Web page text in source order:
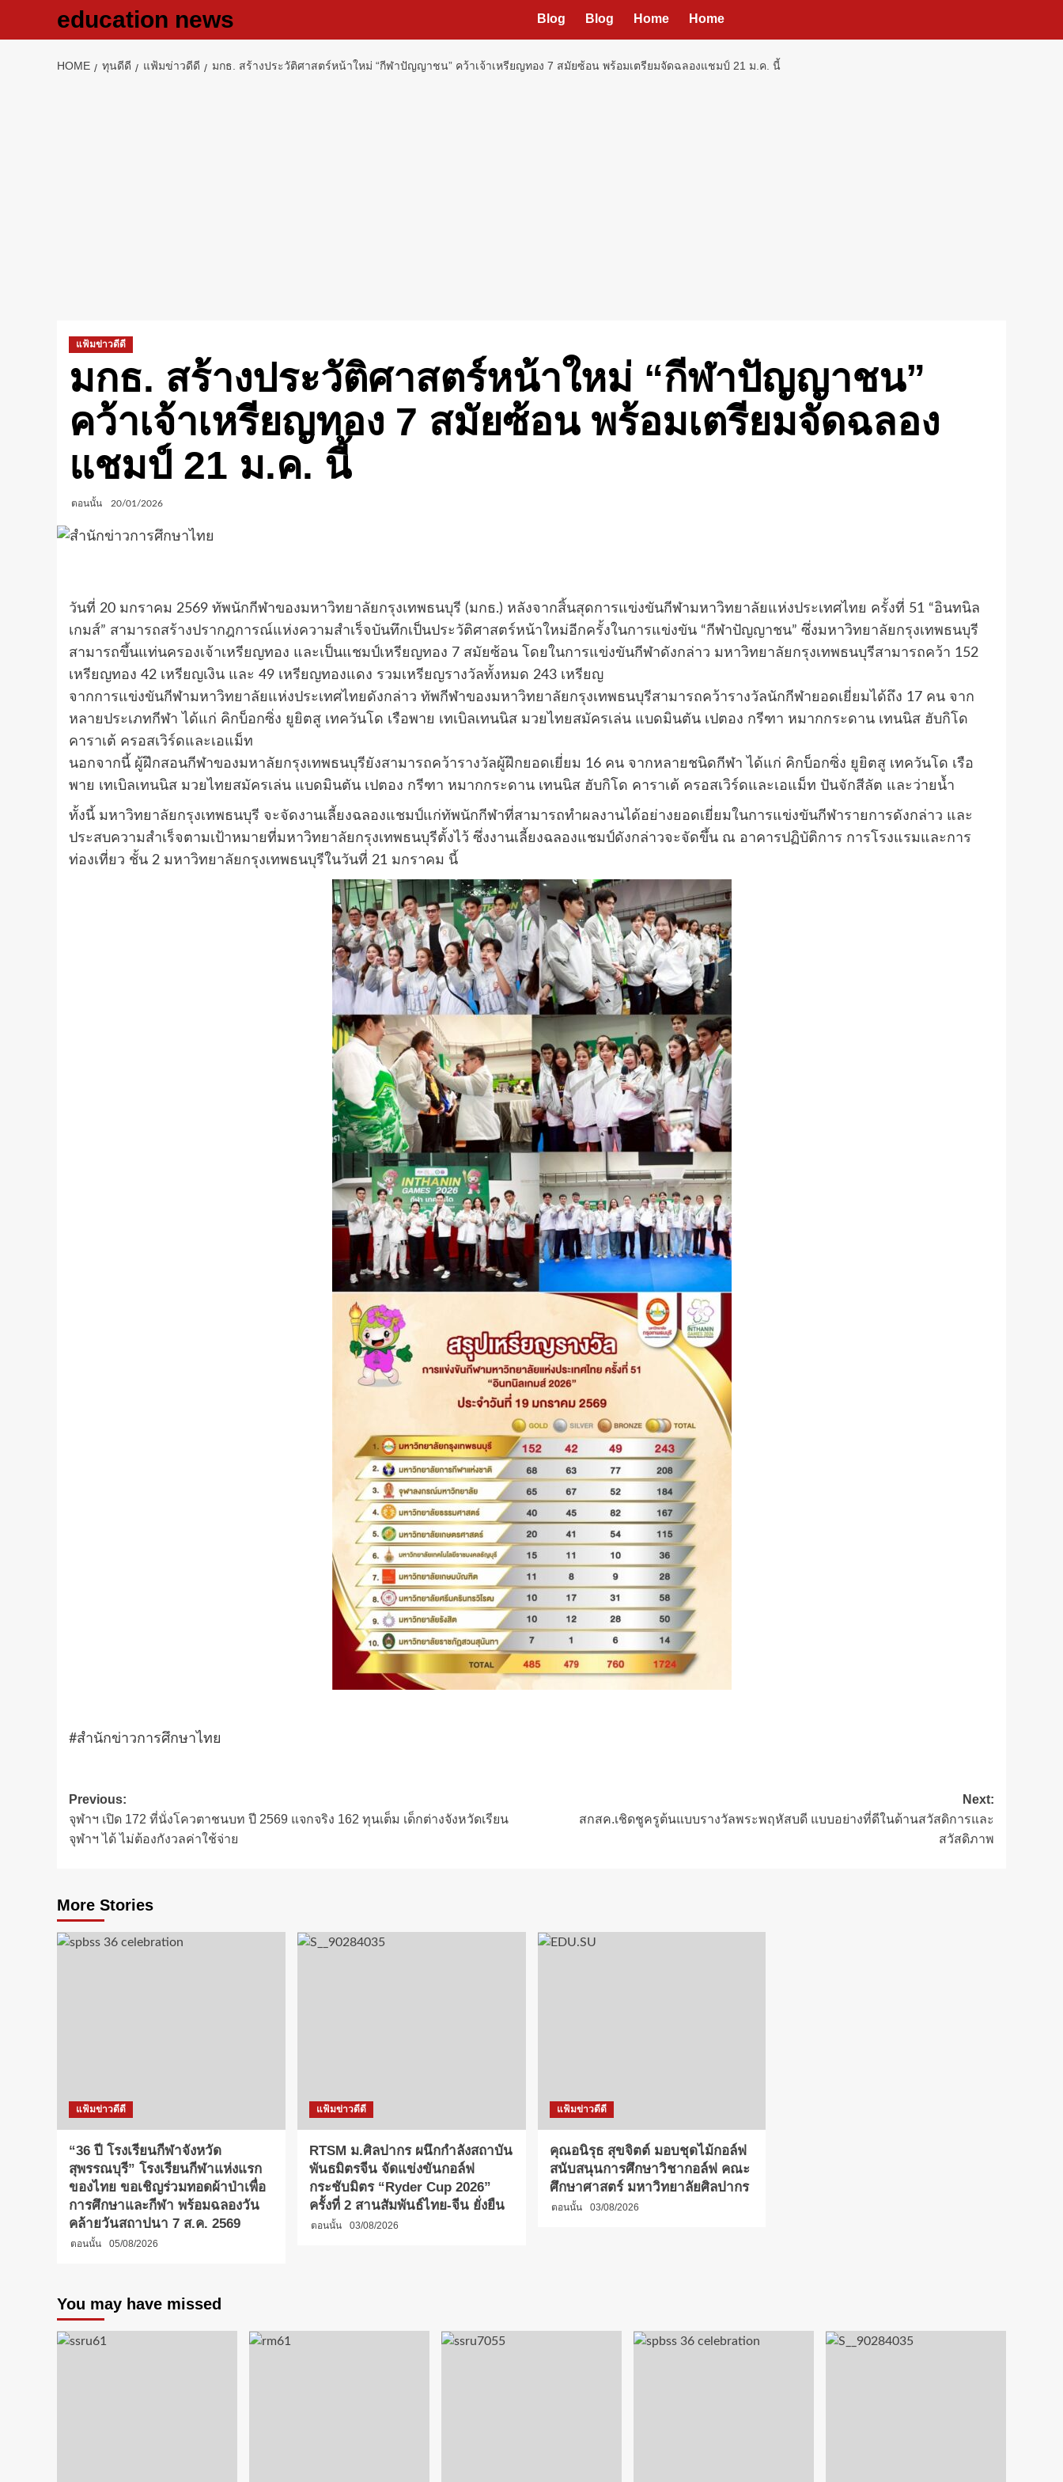
education news Blog Blog Home Home
HOME ทุนดีดี แฟ้มข่าวดีดี มกธ. สร้างประวัติศาสตร์หน้าใหม่ “กีฬาปัญญาชน” คว้าเจ้าเหรียญทอง 7 สมัยซ้อน พร้อมเตรียมจัดฉลองแชมป์ 21 ม.ค. นี้
แฟ้มข่าวดีดี
มกธ. สร้างประวัติศาสตร์หน้าใหม่ “กีฬาปัญญาชน”
คว้าเจ้าเหรียญทอง 7 สมัยซ้อน พร้อมเตรียมจัดฉลอง
แชมป์ 21 ม.ค. นี้
ตอนนั้น 20/01/2026
วันที่ 20 มกราคม 2569 ทัพนักกีฬาของมหาวิทยาลัยกรุงเทพธนบุรี (มกธ.) หลังจากสิ้นสุดการแข่งขันกีฬามหาวิทยาลัยแห่งประเทศไทย ครั้งที่ 51 “อินทนิล
เกมส์” สามารถสร้างปรากฎการณ์แห่งความสำเร็จบันทึกเป็นประวัติศาสตร์หน้าใหม่อีกครั้งในการแข่งขัน “กีฬาปัญญาชน” ซึ่งมหาวิทยาลัยกรุงเทพธนบุรี
สามารถขึ้นแท่นครองเจ้าเหรียญทอง และเป็นแชมป์เหรียญทอง 7 สมัยซ้อน โดยในการแข่งขันกีฬาดังกล่าว มหาวิทยาลัยกรุงเทพธนบุรีสามารถคว้า 152
เหรียญทอง 42 เหรียญเงิน และ 49 เหรียญทองแดง รวมเหรียญรางวัลทั้งหมด 243 เหรียญ
จากการแข่งขันกีฬามหาวิทยาลัยแห่งประเทศไทยดังกล่าว ทัพกีฬาของมหาวิทยาลัยกรุงเทพธนบุรีสามารถคว้ารางวัลนักกีฬายอดเยี่ยมได้ถึง 17 คน จาก
หลายประเภทกีฬา ได้แก่ คิกบ็อกซิ่ง ยูยิตสู เทควันโด เรือพาย เทเบิลเทนนิส มวยไทยสมัครเล่น แบดมินตัน เปตอง กรีฑา หมากกระดาน เทนนิส ฮับกิโด
คาราเต้ ครอสเวิร์ดและเอแม็ท
นอกจากนี้ ผู้ฝึกสอนกีฬาของมหาลัยกรุงเทพธนบุรียังสามารถคว้ารางวัลผู้ฝึกยอดเยี่ยม 16 คน จากหลายชนิดกีฬา ได้แก่ คิกบ็อกซิ่ง ยูยิตสู เทควันโด เรือ
พาย เทเบิลเทนนิส มวยไทยสมัครเล่น แบดมินตัน เปตอง กรีฑา หมากกระดาน เทนนิส ฮับกิโด คาราเต้ ครอสเวิร์ดและเอแม็ท ปันจักสีลัต และว่ายน้ำ
ทั้งนี้ มหาวิทยาลัยกรุงเทพธนบุรี จะจัดงานเลี้ยงฉลองแชมป์แก่ทัพนักกีฬาที่สามารถทำผลงานได้อย่างยอดเยี่ยมในการแข่งขันกีฬารายการดังกล่าว และ
ประสบความสำเร็จตามเป้าหมายที่มหาวิทยาลัยกรุงเทพธนบุรีตั้งไว้ ซึ่งงานเลี้ยงฉลองแชมป์ดังกล่าวจะจัดขึ้น ณ อาคารปฏิบัติการ การโรงแรมและการ
ท่องเที่ยว ชั้น 2 มหาวิทยาลัยกรุงเทพธนบุรีในวันที่ 21 มกราคม นี้
#สำนักข่าวการศึกษาไทย
Post
navigation
Previous:
จุฬาฯ เปิด 172 ที่นั่งโควตาชนบท ปี 2569 แจกจริง 162 ทุนเต็ม เด็กต่างจังหวัดเรียน
จุฬาฯ ได้ ไม่ต้องกังวลค่าใช้จ่าย
Next:
สกสค.เชิดชูครูต้นแบบรางวัลพระพฤหัสบดี แบบอย่างที่ดีในด้านสวัสดิการและ
สวัสดิภาพ
More Stories
แฟ้มข่าวดีดี
“36 ปี โรงเรียนกีฬาจังหวัด
สุพรรณบุรี” โรงเรียนกีฬาแห่งแรก
ของไทย ขอเชิญร่วมทอดผ้าป่าเพื่อ
การศึกษาและกีฬา พร้อมฉลองวัน
คล้ายวันสถาปนา 7 ส.ค. 2569
ตอนนั้น 05/08/2026
แฟ้มข่าวดีดี
RTSM ม.ศิลปากร ผนึกกำลังสถาบัน
พันธมิตรจีน จัดแข่งขันกอล์ฟ
กระชับมิตร “Ryder Cup 2026”
ครั้งที่ 2 สานสัมพันธ์ไทย-จีน ยั่งยืน
ตอนนั้น 03/08/2026
แฟ้มข่าวดีดี
คุณอนิรุธ สุขจิตต์ มอบชุดไม้กอล์ฟ
สนับสนุนการศึกษาวิชากอล์ฟ คณะ
ศึกษาศาสตร์ มหาวิทยาลัยศิลปากร
ตอนนั้น 03/08/2026
You may have missed